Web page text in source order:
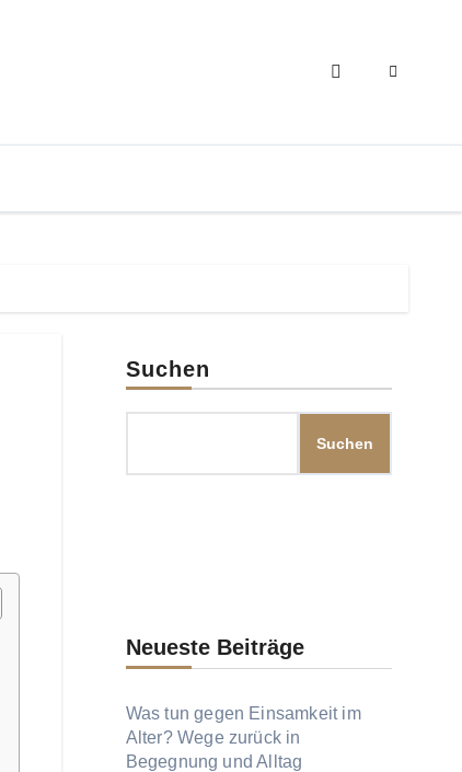
Suchen
Suchen
Neueste Beiträge
Was tun gegen Einsamkeit im
Alter? Wege zurück in
Begegnung und Alltag